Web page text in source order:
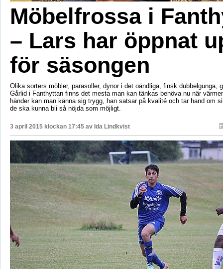
Möbelfrossa i
– Lars har öppnat
för säsongen
Olika sorters möbler, parasoller, dynor i det oändliga, finsk dubbelgunga,
Gårlid i Fanthyttan finns det mesta man kan tänkas behöva nu när
händer kan man känna sig trygg, han satsar på kvalité och tar hand om
de ska kunna bli så nöjda som möjligt.
3 april 2015 klockan 17:45 av Ida Lindkvist